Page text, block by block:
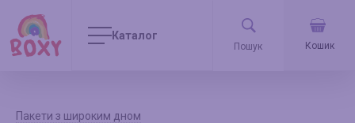
Каталог
Кошик
Пакети з широким дном